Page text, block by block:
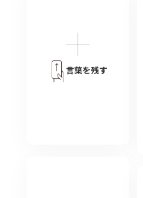
言葉を残す